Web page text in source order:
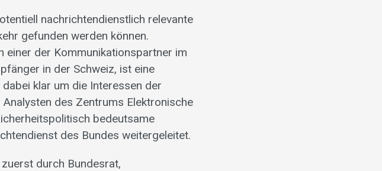
nachrichtendienstlich relevante
gefunden werden können.
einer der Kommunikationspartner im
in der Schweiz, ist eine
klar um die Interessen der
des Zentrums Elektronische
bedeutsame
des Bundes weitergeleitet.
durch Bundesrat,